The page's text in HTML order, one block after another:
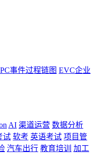
事件过程链图 EVC企业
AI 渠道运营 数据分析
试 软考 英语考试 项目管
汽车出行 教育培训
加工